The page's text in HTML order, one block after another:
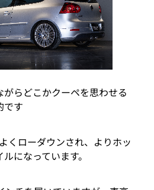
らどこかクーペを思わせる
です
くローダウンされ、よりホッ
になっています。